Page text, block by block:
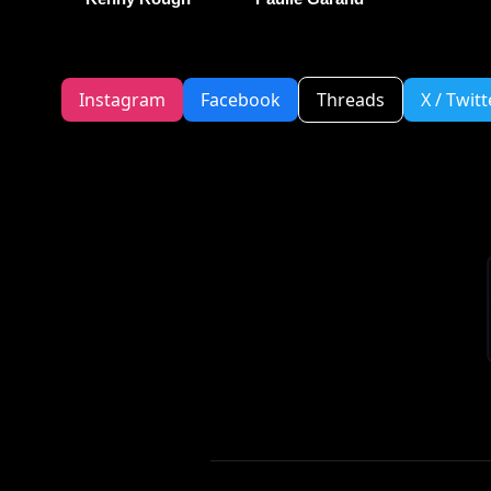
Instagram Facebook Threads X /